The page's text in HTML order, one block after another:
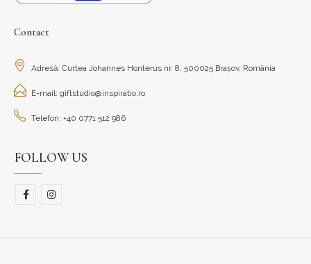
Contact
Adresă: Curtea Johannes Honterus nr. 8, 500025 Brașov, România
E-mail: giftstudio@inspiratio.ro
Telefon: +40 0771 512 986
FOLLOW US